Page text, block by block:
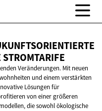
STROMTARIFE
Veränderungen. Mit neuen
und einem verstärkten
Lösungen für
von einer größeren
die sowohl ökologische